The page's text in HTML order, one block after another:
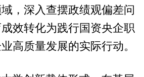
，深入查摆政绩观偏差问
效转化为践行国资央企职
高质量发展的实际行动。